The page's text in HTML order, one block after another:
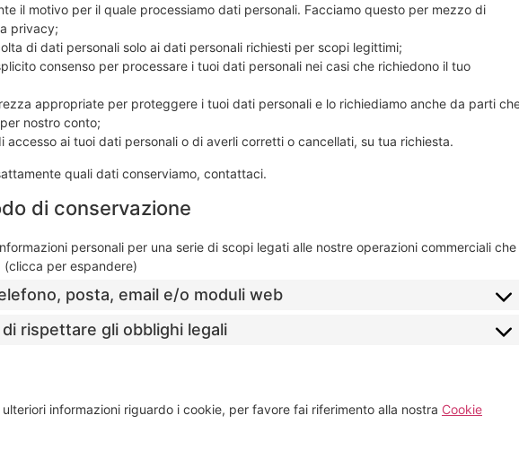
il motivo per il quale processiamo dati personali. Facciamo questo per mezzo di
privacy;
di dati personali solo ai dati personali richiesti per scopi legittimi;
consenso per processare i tuoi dati personali nei casi che richiedono il tuo
appropriate per proteggere i tuoi dati personali e lo richiediamo anche da parti
nostro conto;
accesso ai tuoi dati personali o di averli corretti o cancellati, su tua richiesta.
quali dati conserviamo, contattaci.
di conservazione
personali per una serie di scopi legati alle nostre operazioni commerciali che
(clicca per espandere)
posta, email e/o moduli web
rispettare gli obblighi legali
informazioni riguardo i cookie, per favore fai riferimento alla nostra Cookie